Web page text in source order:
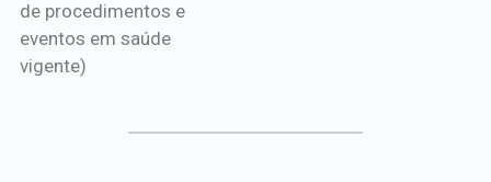
de procedimentos e
eventos em saúde
vigente)